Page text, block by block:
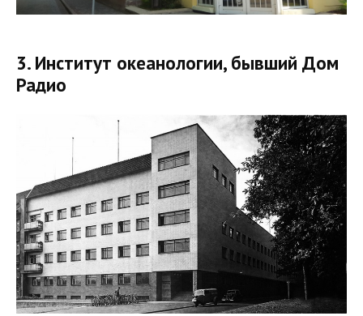
3. Институт океанологии, бывший Дом
Радио